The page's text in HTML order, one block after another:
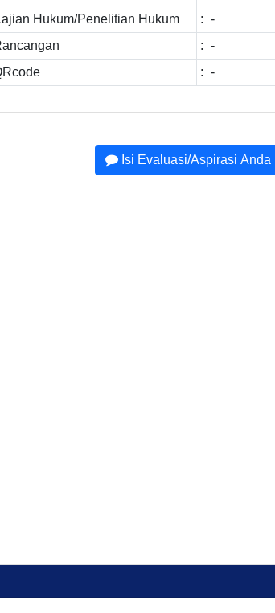
Hukum/Penelitian Hukum
: -
: -
: -
Isi Evaluasi/Aspirasi Anda